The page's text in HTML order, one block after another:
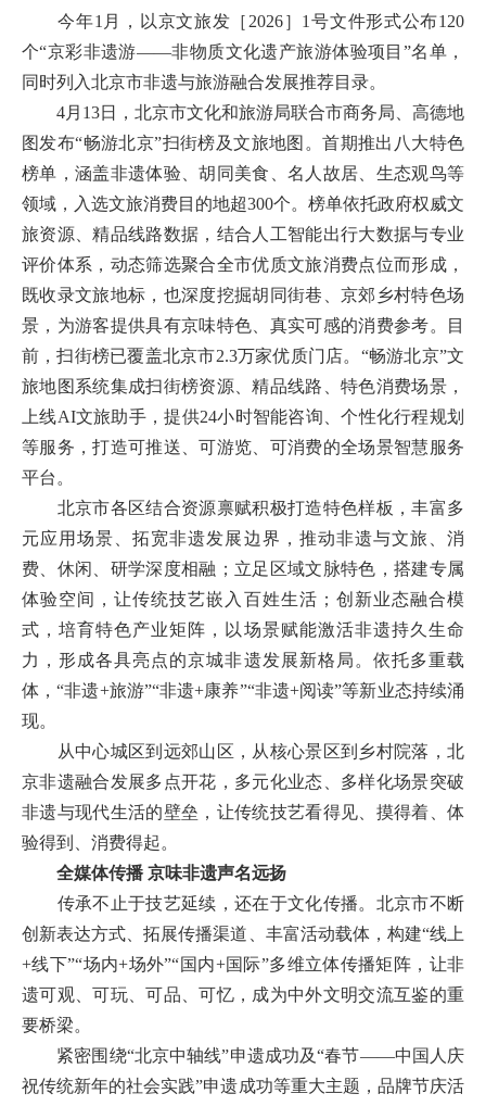
今年1月，以京文旅发［2026］1号文件形式公布120
个“京彩非遗游——非物质文化遗产旅游体验项目”名单，
同时列入北京市非遗与旅游融合发展推荐目录。
4月13日，北京市文化和旅游局联合市商务局、高德地
图发布“畅游北京”扫街榜及文旅地图。首期推出八大特色
榜单，涵盖非遗体验、胡同美食、名人故居、生态观鸟等
领域，入选文旅消费目的地超300个。榜单依托政府权威文
旅资源、精品线路数据，结合人工智能出行大数据与专业
评价体系，动态筛选聚合全市优质文旅消费点位而形成，
既收录文旅地标，也深度挖掘胡同街巷、京郊乡村特色场
景，为游客提供具有京味特色、真实可感的消费参考。目
前，扫街榜已覆盖北京市2.3万家优质门店。“畅游北京”文
旅地图系统集成扫街榜资源、精品线路、特色消费场景，
上线AI文旅助手，提供24小时智能咨询、个性化行程规划
等服务，打造可推送、可游览、可消费的全场景智慧服务
平台。
北京市各区结合资源禀赋积极打造特色样板，丰富多
元应用场景、拓宽非遗发展边界，推动非遗与文旅、消
费、休闲、研学深度相融；立足区域文脉特色，搭建专属
体验空间，让传统技艺嵌入百姓生活；创新业态融合模
式，培育特色产业矩阵，以场景赋能激活非遗持久生命
力，形成各具亮点的京城非遗发展新格局。依托多重载
体，“非遗+旅游”“非遗+康养”“非遗+阅读”等新业态持续涌
现。
从中心城区到远郊山区，从核心景区到乡村院落，北
京非遗融合发展多点开花，多元化业态、多样化场景突破
非遗与现代生活的壁垒，让传统技艺看得见、摸得着、体
验得到、消费得起。
全媒体传播 京味非遗声名远扬
传承不止于技艺延续，还在于文化传播。北京市不断
创新表达方式、拓展传播渠道、丰富活动载体，构建“线上
+线下”“场内+场外”“国内+国际”多维立体传播矩阵，让非
遗可观、可玩、可品、可忆，成为中外文明交流互鉴的重
要桥梁。
紧密围绕“北京中轴线”申遗成功及“春节——中国人庆
祝传统新年的社会实践”申遗成功等重大主题，品牌节庆活